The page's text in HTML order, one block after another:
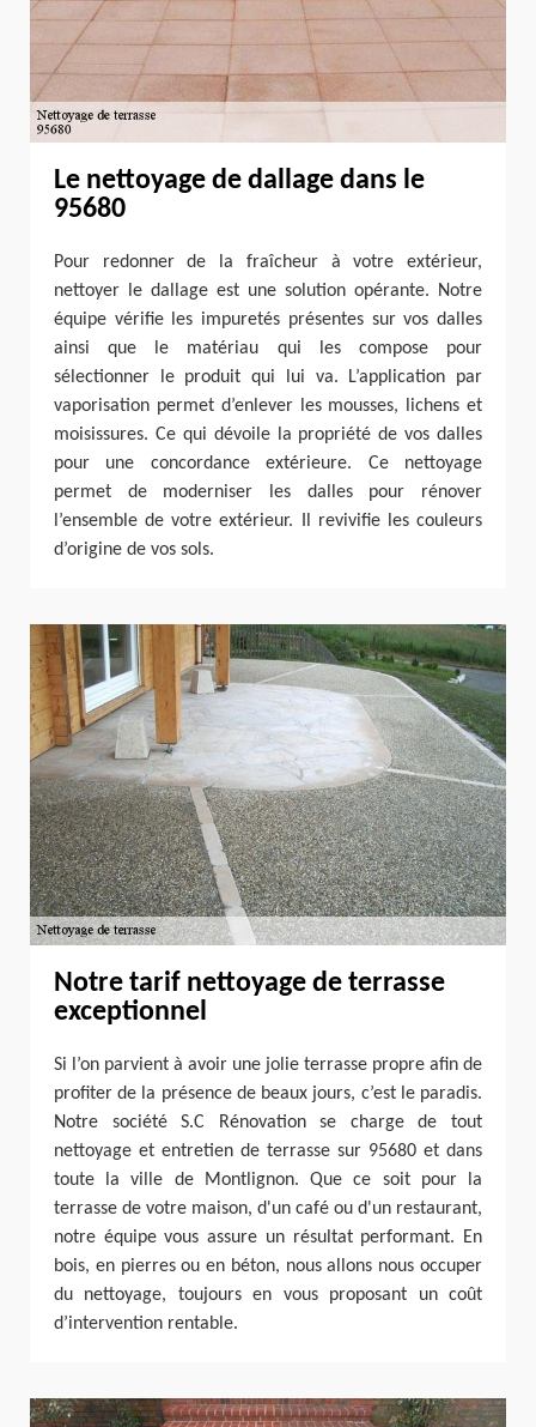
Le nettoyage de dallage dans le
95680
Pour redonner de la fraîcheur à votre extérieur,
nettoyer le dallage est une solution opérante. Notre
équipe vérifie les impuretés présentes sur vos dalles
ainsi que le matériau qui les compose pour
sélectionner le produit qui lui va. L’application par
vaporisation permet d’enlever les mousses, lichens et
moisissures. Ce qui dévoile la propriété de vos dalles
pour une concordance extérieure. Ce nettoyage
permet de moderniser les dalles pour rénover
l’ensemble de votre extérieur. Il revivifie les couleurs
d’origine de vos sols.
Notre tarif nettoyage de terrasse
exceptionnel
Si l’on parvient à avoir une jolie terrasse propre afin de
profiter de la présence de beaux jours, c’est le paradis.
Notre société S.C Rénovation se charge de tout
nettoyage et entretien de terrasse sur 95680 et dans
toute la ville de Montlignon. Que ce soit pour la
terrasse de votre maison, d'un café ou d'un restaurant,
notre équipe vous assure un résultat performant. En
bois, en pierres ou en béton, nous allons nous occuper
du nettoyage, toujours en vous proposant un coût
d’intervention rentable.